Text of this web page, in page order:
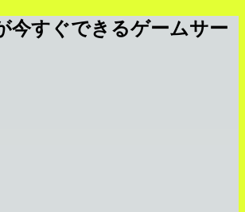
今すぐできるゲームサー